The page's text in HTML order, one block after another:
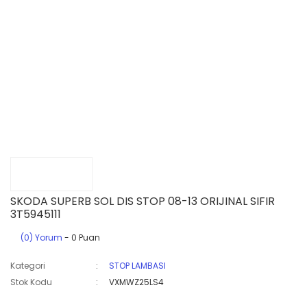
SKODA SUPERB SOL DIS STOP 08-13 ORIJINAL SIFIR
3T5945111
(0) Yorum - 0 Puan
Kategori
STOP LAMBASI
Stok Kodu
VXMWZ25LS4